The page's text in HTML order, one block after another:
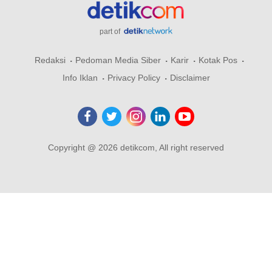
part of
Redaksi Pedoman Media Siber Karir
Kotak Pos
Info Iklan
Privacy Policy Disclaimer
Copyright @ 2026 detikcom, All right reserved